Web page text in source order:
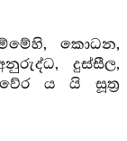
කොධන,
දුස්සීල,
ය යි සූත්‍ර